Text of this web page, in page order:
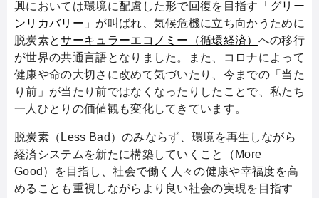
興においては環境に配慮した形で回復を目指す「 グリー
ンリカバリー 」が叫ばれ、気候危機に立ち向かうために
脱炭素とサーキュラーエコノミー（循環経済） への移行
が世界の共通言語となりました。また、コロナによって
健康や命の大切さに改めて気づいたり、今までの「当た
り前」が当たり前ではなくなったりしたことで、私たち
一人ひとりの価値観も変化してきています。
脱炭素（Less Bad）のみならず、環境を再生しながら
経済システムを新たに構築していくこと（More
Good）を目指し、社会で働く人々の健康や幸福度を高
めることも重視しながらより良い社会の実現を目指す